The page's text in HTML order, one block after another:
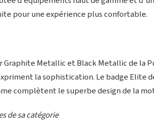
pour une expérience plus confortable.
Graphite Metallic et Black Metallic de la
la sophistication. Le badge Elite
complètent le superbe design de la
de sa catégorie